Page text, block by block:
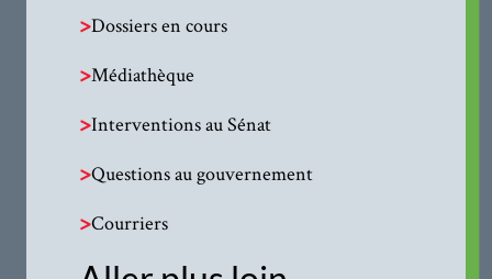
>Dossiers en cours
>Médiathèque
>Interventions au Sénat
>Questions au gouvernement
>Courriers